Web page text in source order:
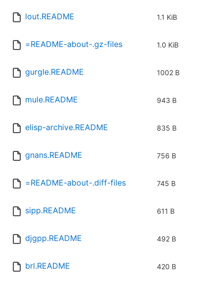
lout.README 1.1 KiB
=README-about-.gz-files 1.0 KiB
gurgle.README 1002 B
mule.README 943 B
elisp-archive.README 835 B
gnans.README 756 B
=README-about-.diff-files 745 B
sipp.README 611 B
djgpp.README 492 B
brl.README 420 B